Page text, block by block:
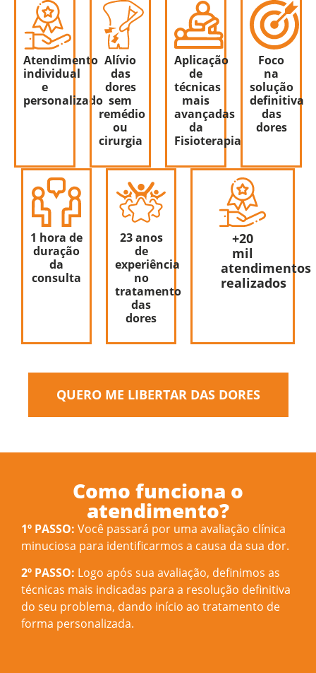
Atendimento
individual
e
personalizado
Alívio
das
dores
sem
remédio
ou
cirurgia
Aplicação
de
técnicas
mais
avançadas
da
Fisioterapia
Foco
na
solução
definitiva
das
dores
1 hora de
duração
da
consulta
23 anos
de
experiência
no
tratamento
das
dores
+20
mil
atendimentos
realizados
QUERO ME LIBERTAR DAS DORES
Como funciona o
atendimento?
1º PASSO: Você passará por uma avaliação clínica
minuciosa para identificarmos a causa da sua dor.
2º PASSO: Logo após sua avaliação, definimos as
técnicas mais indicadas para a resolução definitiva
do seu problema, dando início ao tratamento de
forma personalizada.